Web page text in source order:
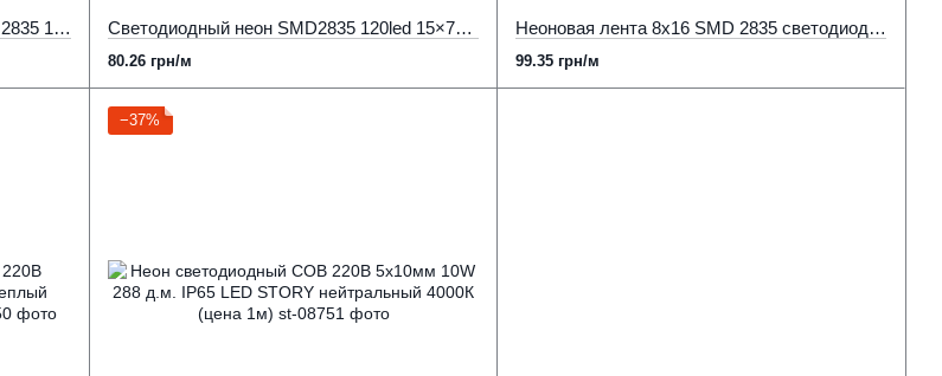
Неоновая светодиодная лента SMD 2835 10W 120 д.м. IP68 220В 8х16мм зеленая (цена 1 м) Светодиодный неон SMD2835 120led 15×7mm 220V 9.6W/m IP65 холодный белый (цена 1м)
80.26 грн/м
Неоновая лента 8х16 SMD 2835 светодиодная 10Вт IP68 120 д.м. 3800-4300К нейтральный белый 220V (цена 1 м)
99.35 грн/м
−37%